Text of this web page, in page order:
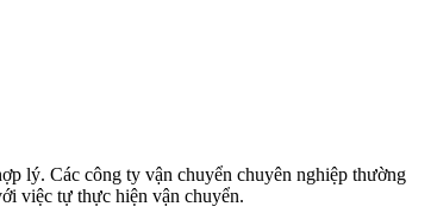
lý. Các công ty vận chuyển chuyên nghiệp thường
việc tự thực hiện vận chuyển.